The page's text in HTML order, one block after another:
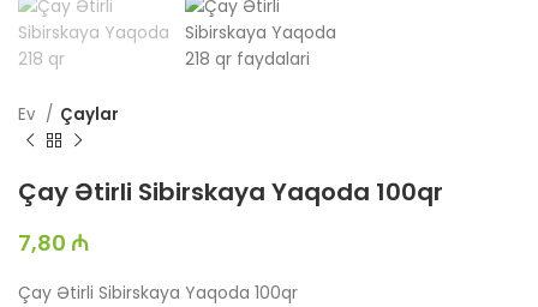
Ev Çaylar
Çay Ətirli Sibirskaya Yaqoda 100qr
7,80 ₼
Çay Ətirli Sibirskaya Yaqoda 100qr